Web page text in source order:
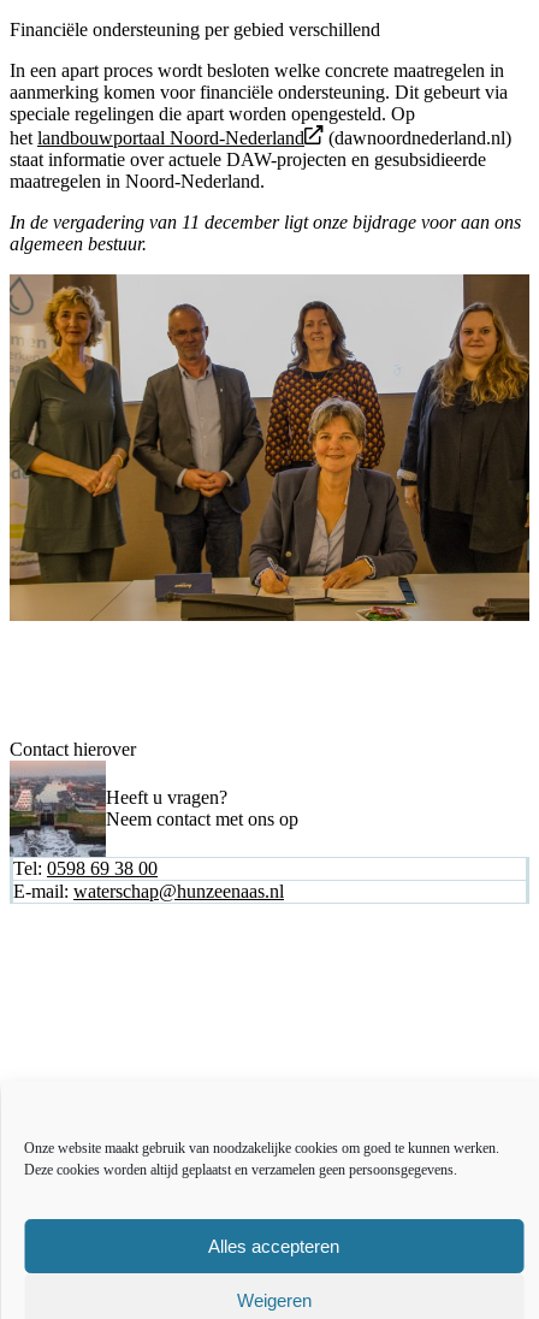
Onze website maakt gebruik van noodzakelijke cookies om goed te kunnen werken.
Deze cookies worden altijd geplaatst en verzamelen geen persoonsgegevens.
Alles accepteren
Weigeren
Financiële ondersteuning per gebied verschillend
In een apart proces wordt besloten welke concrete maatregelen in
aanmerking komen voor financiële ondersteuning. Dit gebeurt via
speciale regelingen die apart worden opengesteld. Op
het landbouwportaal Noord-Nederland
(dawnoordnederland.nl)
staat informatie over actuele DAW-projecten en gesubsidieerde
maatregelen in Noord-Nederland.
In de vergadering van 11 december ligt onze bijdrage voor aan ons
algemeen bestuur.
Contact hierover
Heeft u vragen?
Neem contact met ons op
Tel: 0598 69 38 00
E-mail: waterschap@hunzeenaas.nl
Bestuur en organisatie
Educatie
Inkoop en aanbesteden
Toegankelijkheidsverklaring